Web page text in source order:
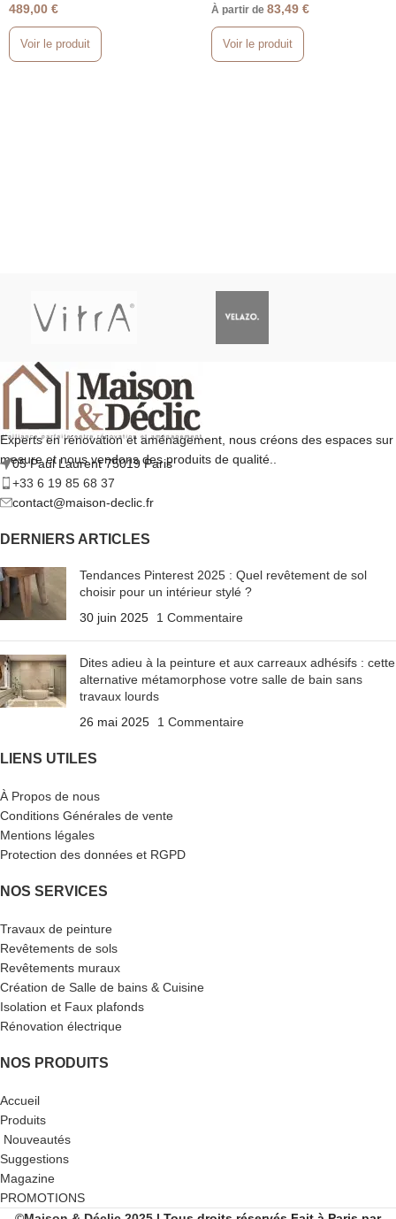
489,00 €
Voir le produit
À partir de 83,49 €
Voir le produit
Experts en rénovation et aménagement, nous créons des espaces sur
mesure et nous vendons des produits de qualité..
05 Paul Laurent 75019 Paris
+33 6 19 85 68 37
contact@maison-declic.fr
DERNIERS ARTICLES
Tendances Pinterest 2025 : Quel revêtement de sol
choisir pour un intérieur stylé ?
30 juin 2025
1 Commentaire
Dites adieu à la peinture et aux carreaux adhésifs : cette
alternative métamorphose votre salle de bain sans
travaux lourds
26 mai 2025
1 Commentaire
LIENS UTILES
À Propos de nous
Conditions Générales de vente
Mentions légales
Protection des données et RGPD
NOS SERVICES
Travaux de peinture
Revêtements de sols
Revêtements muraux
Création de Salle de bains & Cuisine
Isolation et Faux plafonds
Rénovation électrique
NOS PRODUITS
Accueil
Produits
Nouveautés
Suggestions
Magazine
PROMOTIONS